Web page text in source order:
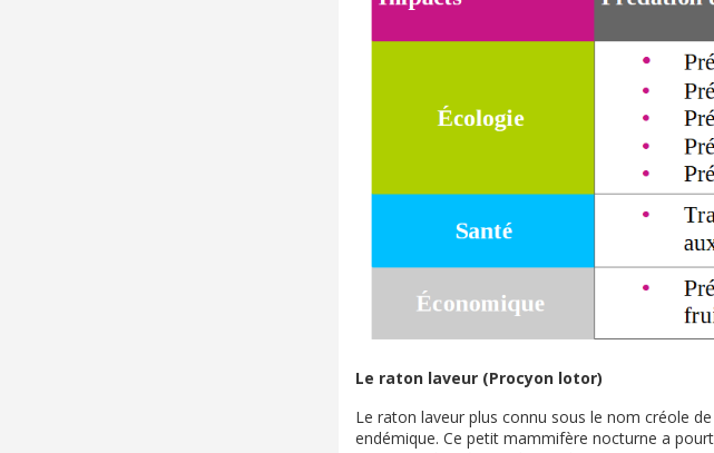
Le raton laveur (Procyon lotor)
Le raton laveur plus connu sous le nom créole
endémique. Ce petit mammifère nocturne a